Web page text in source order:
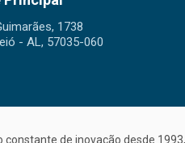
1738
- AL, 57035-060
de inovação desde